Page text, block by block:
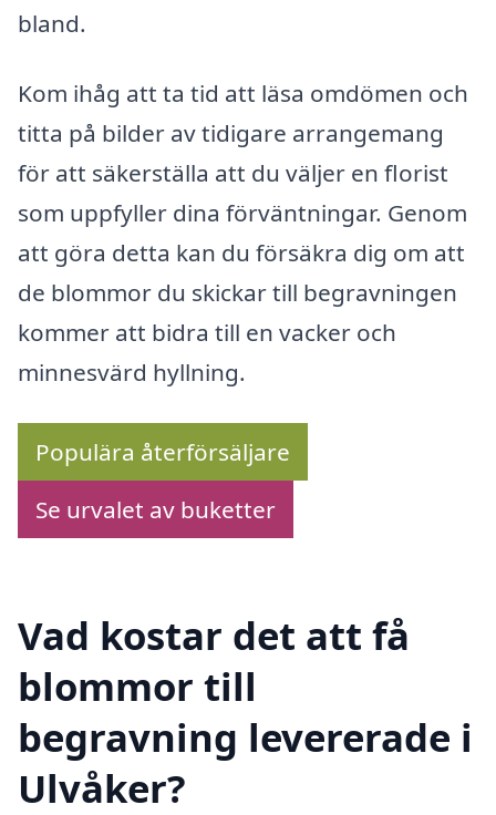
bland.
Kom ihåg att ta tid att läsa omdömen och
titta på bilder av tidigare arrangemang
för att säkerställa att du väljer en florist
som uppfyller dina förväntningar. Genom
att göra detta kan du försäkra dig om att
de blommor du skickar till begravningen
kommer att bidra till en vacker och
minnesvärd hyllning.
Populära återförsäljare
Se urvalet av buketter
Vad kostar det att få
blommor till
begravning levererade i
Ulvåker?